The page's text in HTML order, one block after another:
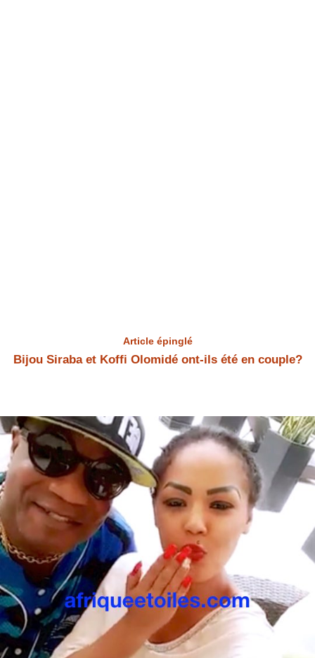
Article épinglé
Bijou Siraba et Koffi Olomidé ont-ils été en couple?